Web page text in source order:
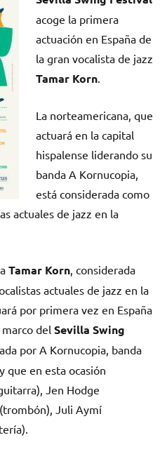
acoge la primera
actuación en España de
la gran vocalista de jazz
Tamar Korn
La norteamericana, que
actuará en la capital
hispalense liderando su
banda A Kornucopia,
está considerada como
actuales de jazz en la
Tamar Korn , considerada
actuales de jazz en la
por primera vez en España
del Sevilla Swing
por A Kornucopia, banda
que en esta ocasión
Jen Hodge
Juli Aymí